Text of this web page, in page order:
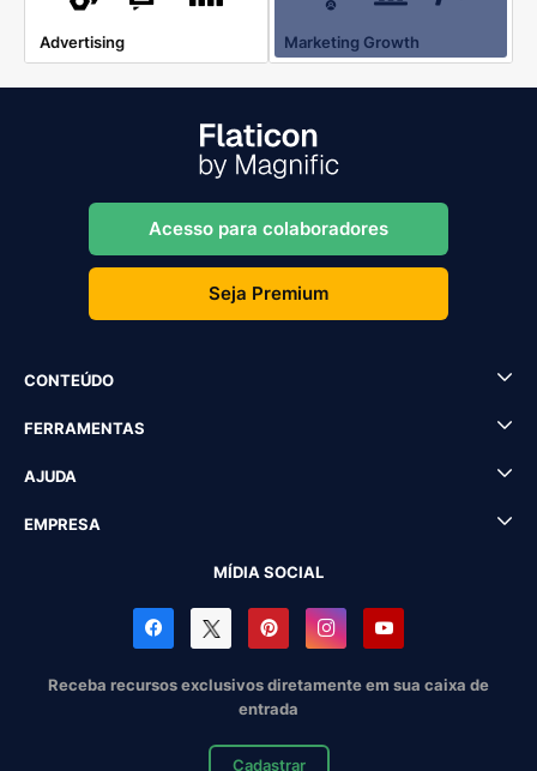
Advertising Marketing Growth
Acesso para colaboradores
Seja Premium
CONTEÚDO
FERRAMENTAS
AJUDA
EMPRESA
MÍDIA SOCIAL
Receba recursos exclusivos diretamente em sua caixa de
entrada
Cadastrar